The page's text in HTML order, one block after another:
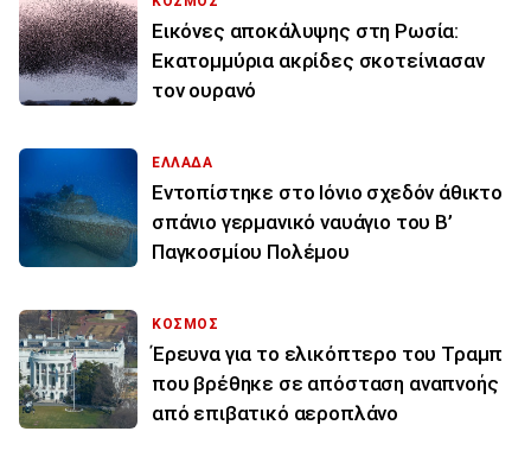
Εικόνες αποκάλυψης στη Ρωσία:
Εκατομμύρια ακρίδες σκοτείνιασαν
τον ουρανό
ΕΛΛΑΔΑ
Εντοπίστηκε στο Ιόνιο σχεδόν άθικτο
σπάνιο γερμανικό ναυάγιο του Β’
Παγκοσμίου Πολέμου
ΚΟΣΜΟΣ
Έρευνα για το ελικόπτερο του Τραμπ
που βρέθηκε σε απόσταση αναπνοής
από επιβατικό αεροπλάνο